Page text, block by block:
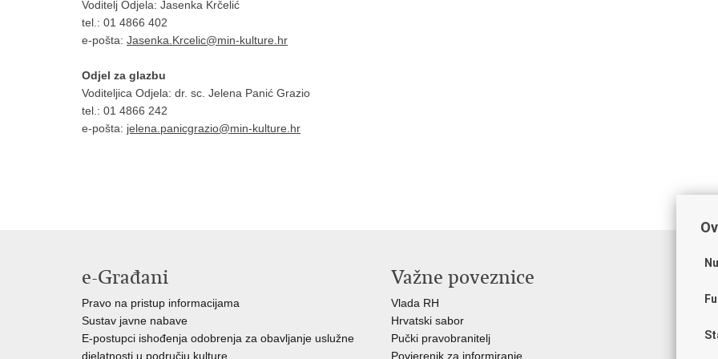
Voditelj Odjela: Jasenka Krčelić
tel.: 01 4866 402
e-pošta: Jasenka.Krcelic@min-kulture.hr
Odjel za glazbu
Voditeljica Odjela: dr. sc. Jelena Panić Grazio
tel.: 01 4866 242
e-pošta: jelena.panicgrazio@min-kulture.hr
e-Građani
Pravo na pristup informacijama
Sustav javne nabave
E-postupci ishođenja odobrenja za obavljanje uslužne
djelatnosti u području kulture
Važne poveznice
Vlada RH
Hrvatski sabor
Pučki pravobranitelj
Povjerenik za informiranje